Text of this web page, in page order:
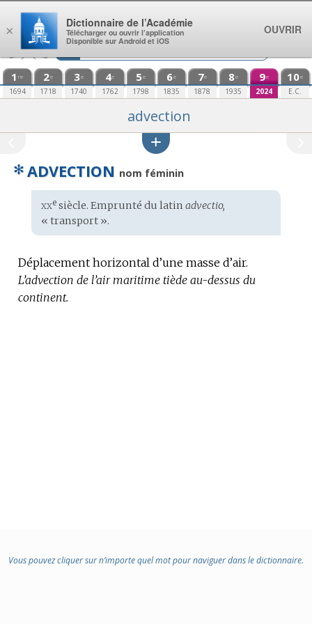
Aller au contenu
1 re
1694
2e
1718
3e
1740
4e
1762
5e
1798
6e
1835
7e
1878
8e
1935
9e
2024
10e
E.C.
advection
✻ ADVECTION nom féminin
Étymologie
:
xxesiècle. Emprunté du latin advectio,
« transport ».
Déplacement horizontal d’une masse d’air.
L’advection de l’air maritime tiède au-dessus du
continent.
Vous pouvez cliquer sur n’importe quel mot pour naviguer dans le dictionnaire.
×
Dictionnaire de l’Académie
Télécharger ou ouvrir l’application
Disponible sur Android et iOS
OUVRIR